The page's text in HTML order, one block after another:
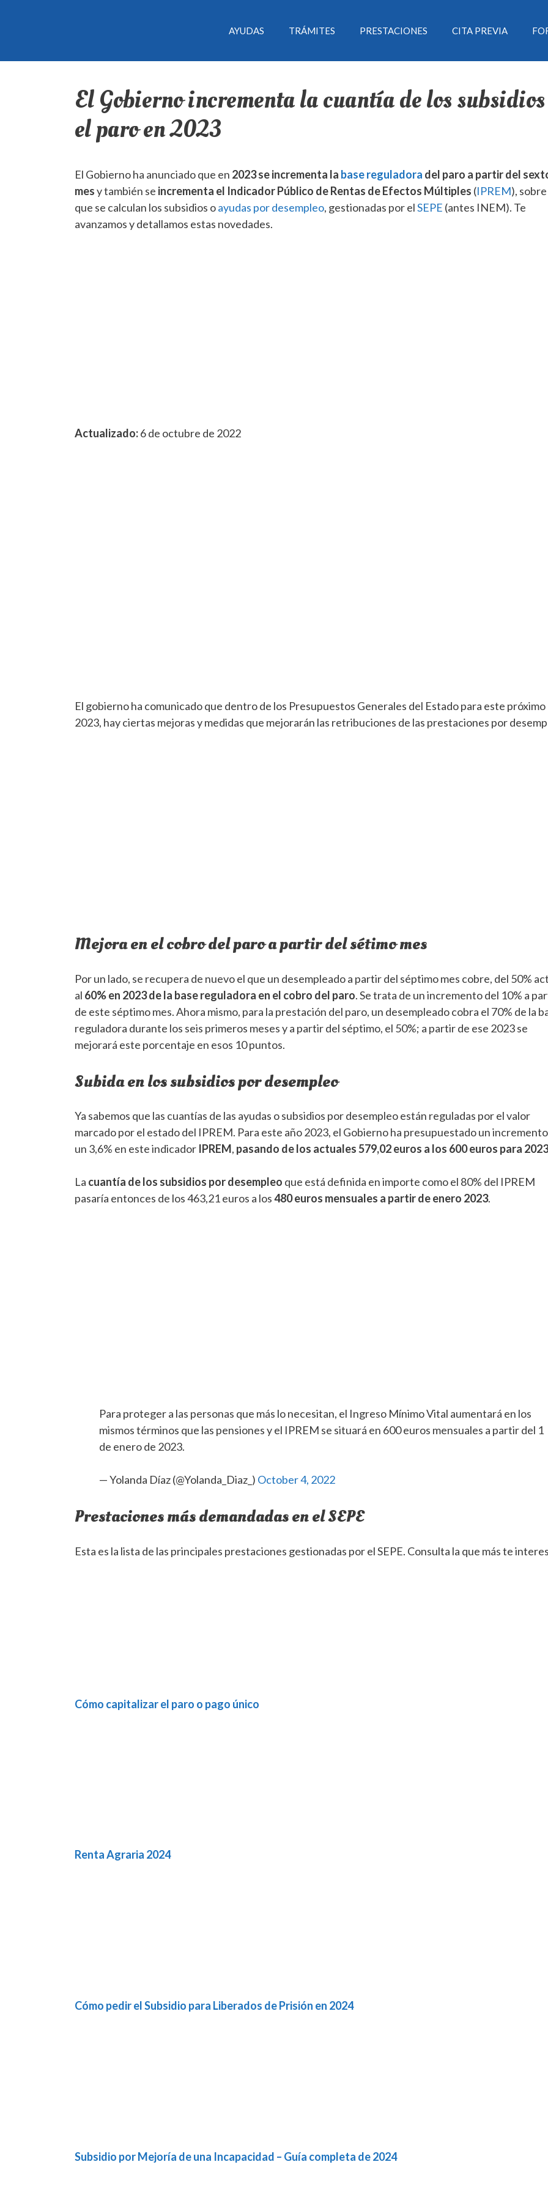
AYUDAS TRÁMITES PRESTACIONES CITA PREVIA
El Gobierno incrementa la cuantía de los
el paro en 2023
El Gobierno ha anunciado que en 2023 se incrementa la base reguladora del paro a partir del
mesy también se incrementa el Indicador Público de Rentas de Efectos Múltiples (IPREM),
que se calculan los subsidios oayudas por desempleo, gestionadas por elSEPE (antes INEM). Te
avanzamos y detallamos estas novedades.
Actualizado:6 de octubre de 2022
El gobierno ha comunicado que dentro de los Presupuestos Generales del Estado para este próximo
2023, hay ciertas mejoras y medidas que mejorarán las retribuciones de las prestaciones por
Mejora en el cobro del paro a partir del sétimo mes
Por un lado, se recupera de nuevo el que un desempleado a partir del séptimo mes cobre, del 50%
al 60% en 2023 de la base reguladora en el cobro del paro. Se trata de un incremento del 10% a
de este séptimo mes. Ahora mismo, para la prestación del paro, un desempleado cobra el 70% de la
reguladora durante los seis primeros meses y a partir del séptimo, el 50%; a partir de ese 2023 se
mejorará este porcentaje en esos 10 puntos.
Subida en los subsidios por desempleo
Ya sabemos que las cuantías de las ayudas o subsidios por desempleo están reguladas por el valor
marcado por el estado del IPREM. Para este año 2023, el Gobierno ha presupuestado un
un 3,6% en este indicador IPREM, pasando de los actuales 579,02 euros a los 600 euros para 2023
La cuantía de los subsidios por desempleo que está definida en importe como el 80% del IPREM
pasaría entonces de los 463,21 euros a los480 euros mensuales a partir de enero 2023.
Para proteger a las personas que más lo necesitan, el Ingreso Mínimo Vital aumentará en los
mismos términos que las pensiones y el IPREM se situará en 600 euros mensuales a partir del 1
de enero de 2023.
— Yolanda Díaz (@Yolanda_Diaz_) October 4, 2022
Prestaciones más demandadas en el SEPE
Esta es la lista de las principales prestaciones gestionadas por el SEPE. Consulta la que más te
Cómo capitalizar el paro o pago único
Renta Agraria 2024
Cómo pedir el Subsidio para Liberados de Prisión en 2024
Subsidio por Mejoría de una Incapacidad – Guía completa de 2024